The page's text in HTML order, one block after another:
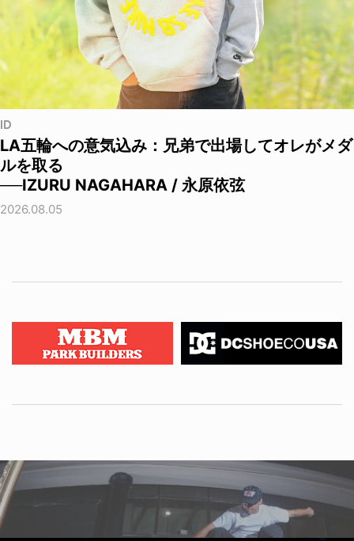
ID
LA五輪への意気込み：兄弟で出場してオレがメダ
ルを取る
──IZURU NAGAHARA / 永原依弦
2026.08.05